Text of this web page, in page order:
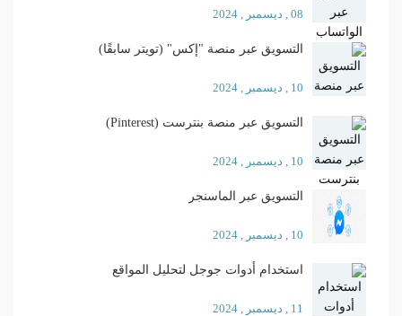
08 , ديسمبر , 2024
التسويق عبر منصة "إكس" (تويتر سابقًا)
10 , ديسمبر , 2024
التسويق عبر منصة بنترست (Pinterest)
10 , ديسمبر , 2024
التسويق عبر الماسنجر
10 , ديسمبر , 2024
استخدام أدوات جوجل لتحليل المواقع
11 , ديسمبر , 2024